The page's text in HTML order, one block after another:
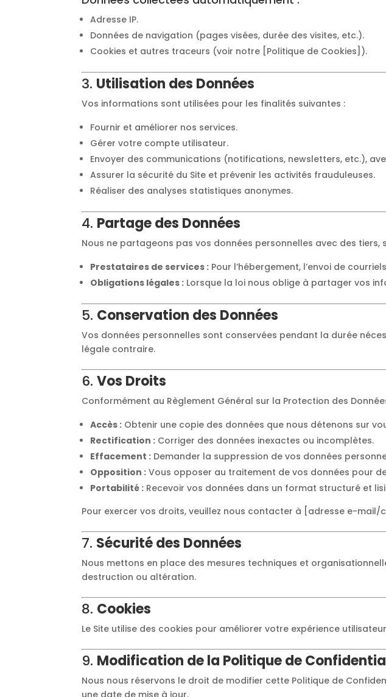
Adresse IP.
Données de navigation (pages visées, durée des visites, etc.).
Cookies et autres traceurs (voir notre [Politique de Cookies]).
3. Utilisation des Données
Vos informations sont utilisées pour les finalités suivantes :
Fournir et améliorer nos services.
Gérer votre compte utilisateur.
Envoyer des communications (notifications, newsletters, etc.),
Assurer la sécurité du Site et prévenir les activités frauduleuses.
Réaliser des analyses statistiques anonymes.
4. Partage des Données
Nous ne partageons pas vos données personnelles avec des tiers,
Prestataires de services : Pour l’hébergement, l’envoi de
Obligations légales : Lorsque la loi nous oblige à partager vos
5. Conservation des Données
Vos données personnelles sont conservées pendant la durée
légale contraire.
6.Vos Droits
Conformément au Règlement Général sur la Protection des
Accès : Obtenir une copie des données que nous détenons sur
Rectification : Corriger des données inexactes ou incomplètes.
Effacement : Demander la suppression de vos données
Opposition : Vous opposer au traitement de vos données pour
Portabilité : Recevoir vos données dans un format structuré et
Pour exercer vos droits, veuillez nous contacter à [adresse e-
7. Sécurité des Données
Nous mettons en place des mesures techniques et
destruction ou altération.
8. Cookies
Le Site utilise des cookies pour améliorer votre expérience
9. Modification de la Politique de
Nous nous réservons le droit de modifier cette Politique de
une date de mise à jour.